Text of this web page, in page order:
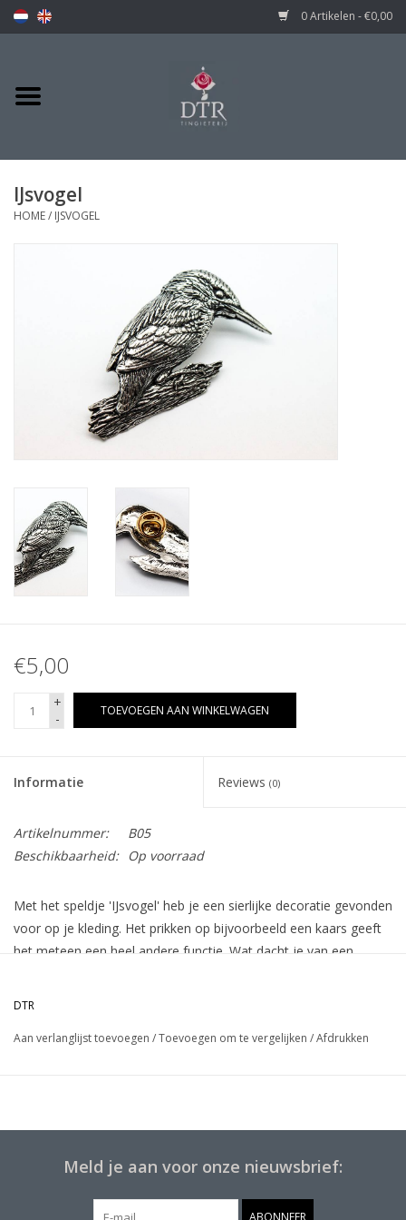
0 Artikelen - €0,00
IJsvogel
HOME/ IJSVOGEL
€5,00
+
-
TOEVOEGEN AAN WINKELWAGEN
Informatie Reviews (0)
Artikelnummer:
B05
Beschikbaarheid:
Op voorraad
Met het speldje 'IJsvogel' heb je een sierlijke decoratie gevonden
voor op je kleding. Het prikken op bijvoorbeeld een kaars geeft
het meteen een heel andere functie. Wat dacht je van een
DTR
Aan verlanglijst toevoegen /Toevoegen om te vergelijken /Afdrukken
Meld je aan voor onze nieuwsbrief: